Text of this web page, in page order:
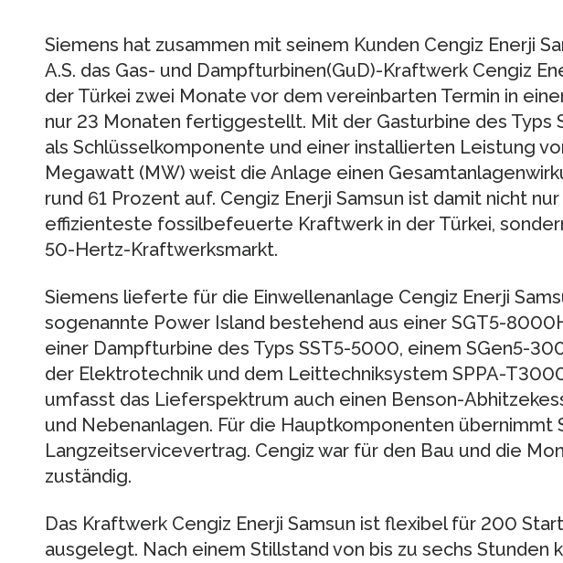
Siemens hat zusammen mit seinem Kunden Cengiz Enerji
A.S. das Gas- und Dampfturbinen(GuD)-Kraftwerk Cengiz
der Türkei zwei Monate vor dem vereinbarten Termin in
nur 23 Monaten fertiggestellt. Mit der Gasturbine des Typs
als Schlüsselkomponente und einer installierten Leistung
Megawatt (MW) weist die Anlage einen
rund 61 Prozent auf. Cengiz Enerji Samsun ist damit nicht nur
effizienteste fossilbefeuerte Kraftwerk in der Türkei,
50-Hertz-Kraftwerksmarkt.
Siemens lieferte für die Einwellenanlage Cengiz Enerji
sogenannte Power Island bestehend aus einer SGT5-
einer Dampfturbine des Typs SST5-5000, einem SGen5-
der Elektrotechnik und dem Leittechniksystem SPPA-
umfasst das Lieferspektrum auch einen Benson-
und Nebenanlagen. Für die Hauptkomponenten übernimmt
Langzeitservicevertrag. Cengiz war für den Bau und die
zuständig.
Das Kraftwerk Cengiz Enerji Samsun ist flexibel für 200
ausgelegt. Nach einem Stillstand von bis zu sechs Stunden